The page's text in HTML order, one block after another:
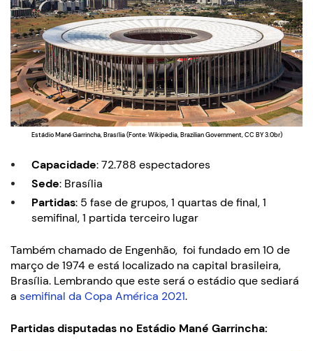
Estádio Mané Garrincha, Brasília (Fonte: Wikipedia, Brazilian Government, CC BY 3.0br)
Capacidade: 72.788 espectadores
Sede: Brasília
Partidas: 5 fase de grupos, 1 quartas de final, 1
semifinal, 1 partida terceiro lugar
Também chamado de Engenhão, foi fundado em 10 de
março de 1974 e está localizado na capital brasileira,
Brasília. Lembrando que este será o estádio que sediará
a semifinal da Copa América 2021.
Partidas disputadas no Estádio Mané Garrincha: